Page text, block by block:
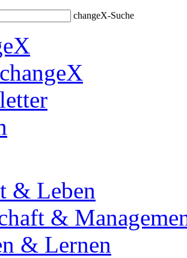
changeX-Suche
& Leben
&
& Lernen